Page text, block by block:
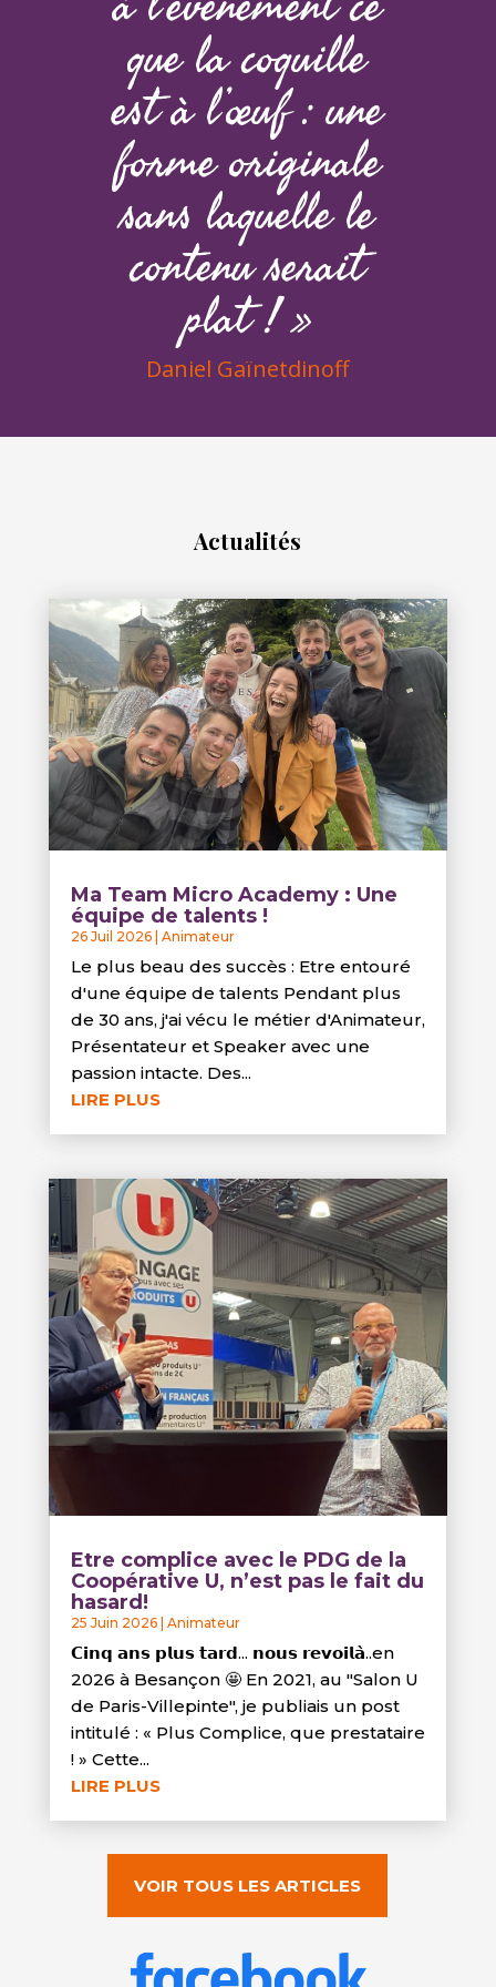
que la coquille
est à l’œuf : une
forme originale
sans laquelle le
contenu serait
plat ! »
Daniel Gaïnetdinoff
Actualités
Ma Team Micro Academy : Une
équipe de talents !
26 Juil 2026| Animateur
Le plus beau des succès : Etre entouré
d'une équipe de talents Pendant plus
de 30 ans, j'ai vécu le métier d'Animateur,
Présentateur et Speaker avec une
passion intacte. Des...
LIRE PLUS
Etre complice avec le PDG de la
Coopérative U, n’est pas le fait du
hasard!
25 Juin 2026| Animateur
𝗖𝗶𝗻𝗾 𝗮𝗻𝘀 𝗽𝗹𝘂𝘀 𝘁𝗮𝗿𝗱... 𝗻𝗼𝘂𝘀 𝗿𝗲𝘃𝗼𝗶𝗹𝗮̀..en
2026 à Besançon 🤩 En 2021, au "Salon U
de Paris-Villepinte", je publiais un post
intitulé : « Plus Complice, que prestataire
! » Cette...
LIRE PLUS
VOIR TOUS LES ARTICLES